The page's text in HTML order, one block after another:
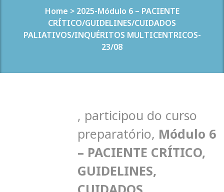
Home > 2025-Módulo 6 – PACIENTE
CRÍTICO/GUIDELINES/CUIDADOS
PALIATIVOS/INQUÉRITOS MULTICENTRICOS-
23/08
, participou do curso
preparatório, Módulo 6
– PACIENTE CRÍTICO,
GUIDELINES,